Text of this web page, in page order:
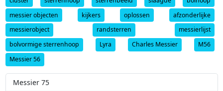
messier objecten
kijkers oplossen
afzonderlijke
messierobject
randsterren
messierlijst
bolvormige sterrenhoop
Lyra Charles Messier
M56
Messier 56
Messier 75